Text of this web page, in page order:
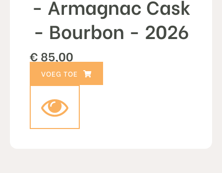
- Armagnac Cask
- Bourbon - 2026
€ 85,00